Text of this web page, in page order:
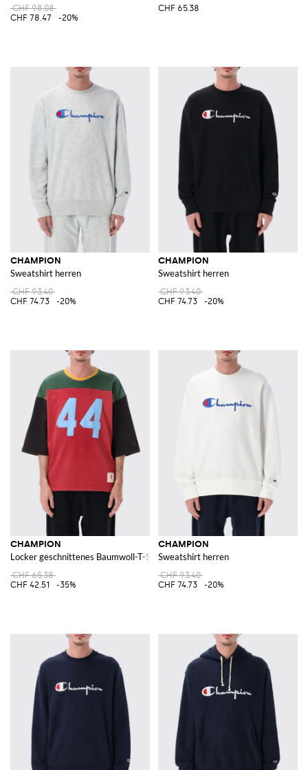
CHF 98.08
CHF 78.47
-20%
CHF 65.38
CHAMPION
Sweatshirt herren
CHF 93.40
CHF 74.73
-20%
CHAMPION
Sweatshirt herren
CHF 93.40
CHF 74.73
-20%
CHAMPION
Locker geschnittenes Baumwoll-T-Shirt mit abstraktem Print und
CHF 65.38
CHF 42.51
-35%
CHAMPION
Sweatshirt herren
CHF 93.40
CHF 74.73
-20%